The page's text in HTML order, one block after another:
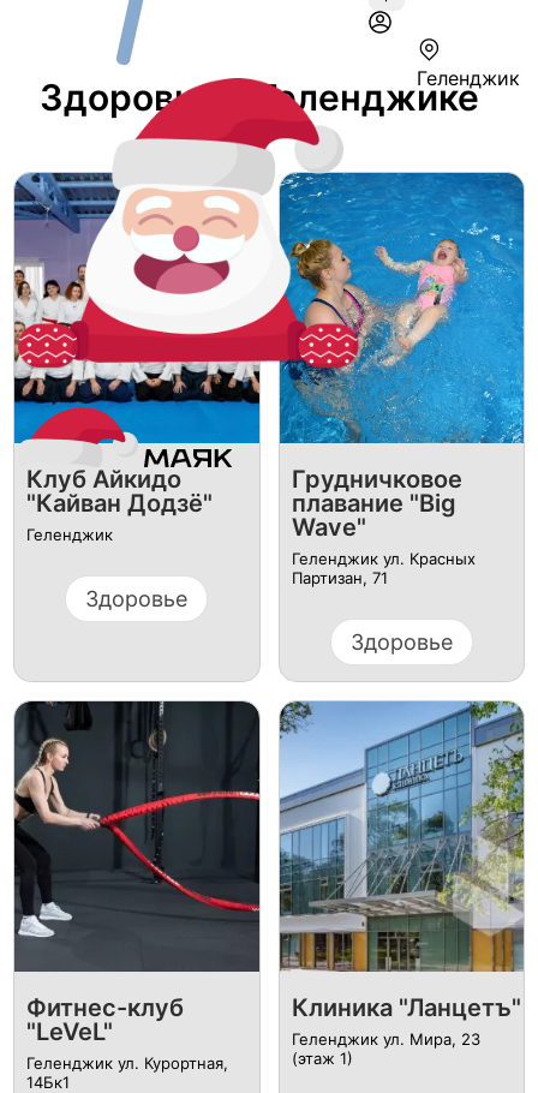
Геленджик
Здоровье В Геленджике
Клуб Айкидо
"Кайван Додзё"
Геленджик
Здоровье
Грудничковое
плавание "Big
Wave"
Геленджик ул. Красных
Партизан, 71
Здоровье
Фитнес-клуб
"LeVeL"
Геленджик ул. Курортная,
14Бк1
Клиника "Ланцетъ"
Геленджик ул. Мира, 23
(этаж 1)